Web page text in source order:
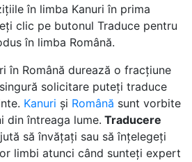
în limba Kanuri în prima
clic pe butonul Traduce pentru
în limba Română.
în Română durează o fracțiune
solicitare puteți traduce
Kanuri și Română sunt vorbite
din întreaga lume. Traducere
să învățați sau să înțelegeți
limbi atunci când sunteți expert